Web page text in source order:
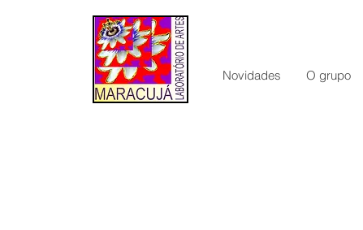
Novidades O grupo